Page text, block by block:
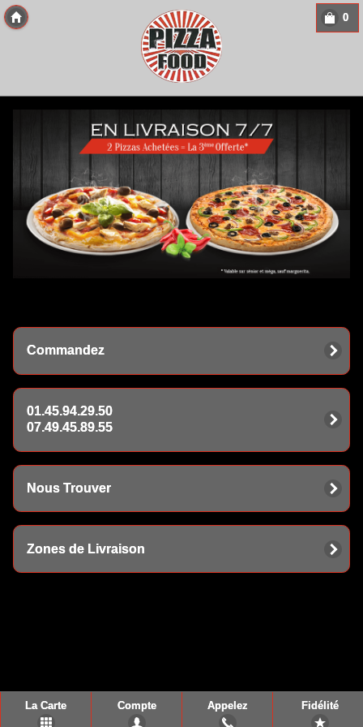
0
Commandez
01.45.94.29.50
07.49.45.89.55
Nous Trouver
Zones de Livraison
La Carte Compte Appelez Fidélité
Copyright 2013 Des-Click Com